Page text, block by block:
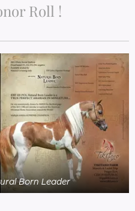
Roll !
Born Leader